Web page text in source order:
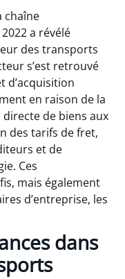
chaîne
a révélé
des transports
s’est retrouvé
d’acquisition
en raison de la
de biens aux
des tarifs de fret,
et de
Ces
mais également
d’entreprise, les
dans